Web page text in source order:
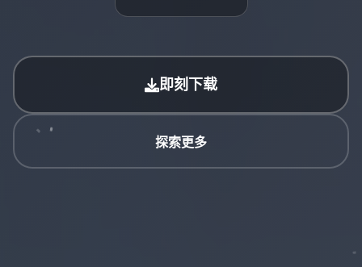
即刻下载
探索更多